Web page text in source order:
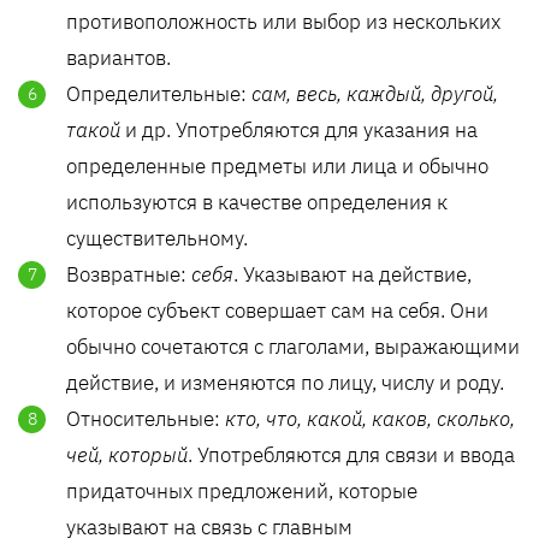
противоположность или выбор из нескольких
вариантов.
Определительные: сам, весь, каждый, другой,
такой и др. Употребляются для указания на
определенные предметы или лица и обычно
используются в качестве определения к
существительному.
Возвратные: себя. Указывают на действие,
которое субъект совершает сам на себя. Они
обычно сочетаются с глаголами, выражающими
действие, и изменяются по лицу, числу и роду.
Относительные: кто, что, какой, каков, сколько,
чей, который. Употребляются для связи и ввода
придаточных предложений, которые
указывают на связь с главным